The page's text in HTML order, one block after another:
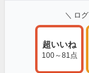
＼ ロ
超いいね
100～81点